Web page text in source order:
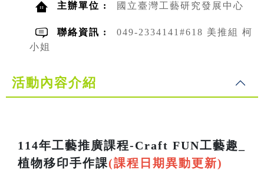
主辦單位 : 國立臺灣工藝研究發展中心
聯絡資訊 :
049-2334141#618 美推組 柯
小姐
活動內容介紹
114年工藝推廣課程-Craft FUN工藝趣_
植物移印手作課(課程日期異動更新)